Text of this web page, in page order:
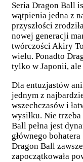
Seria Dragon Ball
wątpienia jedna z
przyszłości
nowej generacji
twórczości Akiry
wielu. Ponadto
tylko w Japonii, ale
Dla entuzjastów
jednym z
wszechczasów i
wysiłku. Nie
Ball pełna jest
głównego
Dragon Ball
zapoczątkowała